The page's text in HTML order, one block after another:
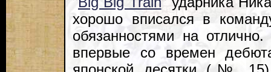
хорошо вписался в
обязанностями на
впервые со времен